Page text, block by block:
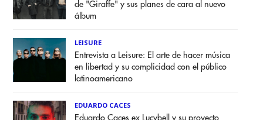
de "Giraffe" y sus planes de cara al nuevo
álbum
LEISURE
Entrevista a Leisure: El arte de hacer música
en libertad y su complicidad con el público
latinoamericano
EDUARDO CACES
Eduardo Caces ex Lucybell y su proyecto